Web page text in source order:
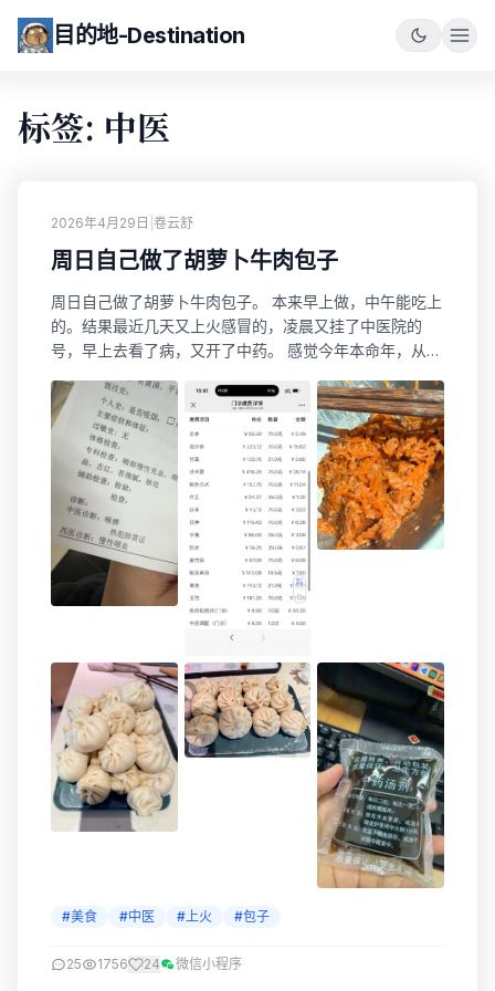
目的地-Destination
标签: 中医
2026年4月29日 卷云舒
周日自己做了胡萝卜牛肉包子
周日自己做了胡萝卜牛肉包子。 本来早上做，中午能吃上
的。结果最近几天又上火感冒的，凌晨又挂了中医院的
号，早上去看了病，又开了中药。 感觉今年本命年，从过
火造成的？！ 下午回家赶紧发面，包包子。这样每天早
上，到公司，带俩包子就行了。 感觉这次包的包子有进步
啊，这个褶子很明显啊。 香啊~ !!! !!!
#美食 #中医 #上火 #包子
25 1756 24 微信小程序